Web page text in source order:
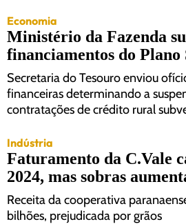
Economia
Ministério da Fazenda
financiamentos do Plano
Secretaria do Tesouro enviou
financeiras determinando a
contratações de crédito rural
Indústria
Faturamento da C.Vale
2024, mas sobras
Receita da cooperativa
bilhões, prejudicada por grãos